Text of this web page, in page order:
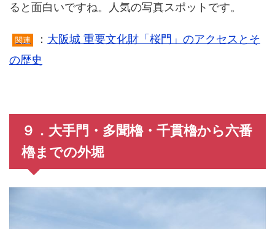
ると面白いですね。人気の写真スポットです。
関連 ： 大阪城 重要文化財「桜門」のアクセスとそ
の歴史
９．大手門・多聞櫓・千貫櫓から六番
櫓までの外堀